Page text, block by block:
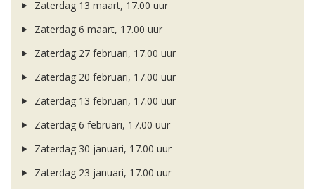
Zaterdag 13 maart, 17.00 uur
Zaterdag 6 maart, 17.00 uur
Zaterdag 27 februari, 17.00 uur
Zaterdag 20 februari, 17.00 uur
Zaterdag 13 februari, 17.00 uur
Zaterdag 6 februari, 17.00 uur
Zaterdag 30 januari, 17.00 uur
Zaterdag 23 januari, 17.00 uur